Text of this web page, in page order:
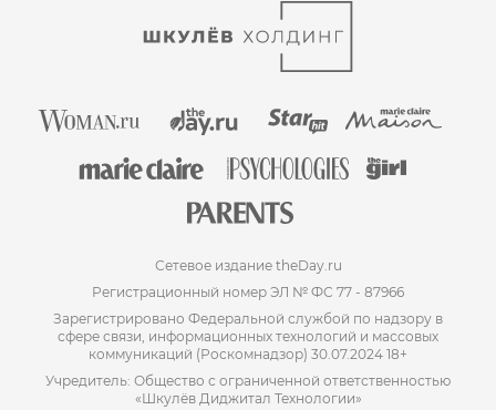
Сетевое издание theDay.ru
Регистрационный номер ЭЛ № ФС 77 - 87966
Зарегистрировано Федеральной службой по надзору в
сфере связи, информационных технологий и массовых
коммуникаций (Роскомнадзор) 30.07.2024 18+
Учредитель: Общество с ограниченной ответственностью
«Шкулёв Диджитал Технологии»